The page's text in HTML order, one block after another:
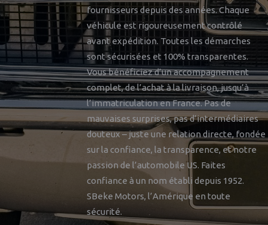
fournisseurs depuis des années. Chaque
véhicule est rigoureusement contrôlé
avant expédition. Toutes les démarches
sont sécurisées et 100% transparentes.
Vous bénéficiez d’un accompagnement
complet, de l’achat à la livraison, jusqu’à
l’immatriculation en France. Pas de
mauvaises surprises, pas d’intermédiaires
douteux – juste une relation directe, fondée
sur la confiance, la transparence, et notre
passion de l’automobile US. Faites
confiance à un nom établi depuis 1952.
SBeke Motors, l’Amérique en toute
sécurité.